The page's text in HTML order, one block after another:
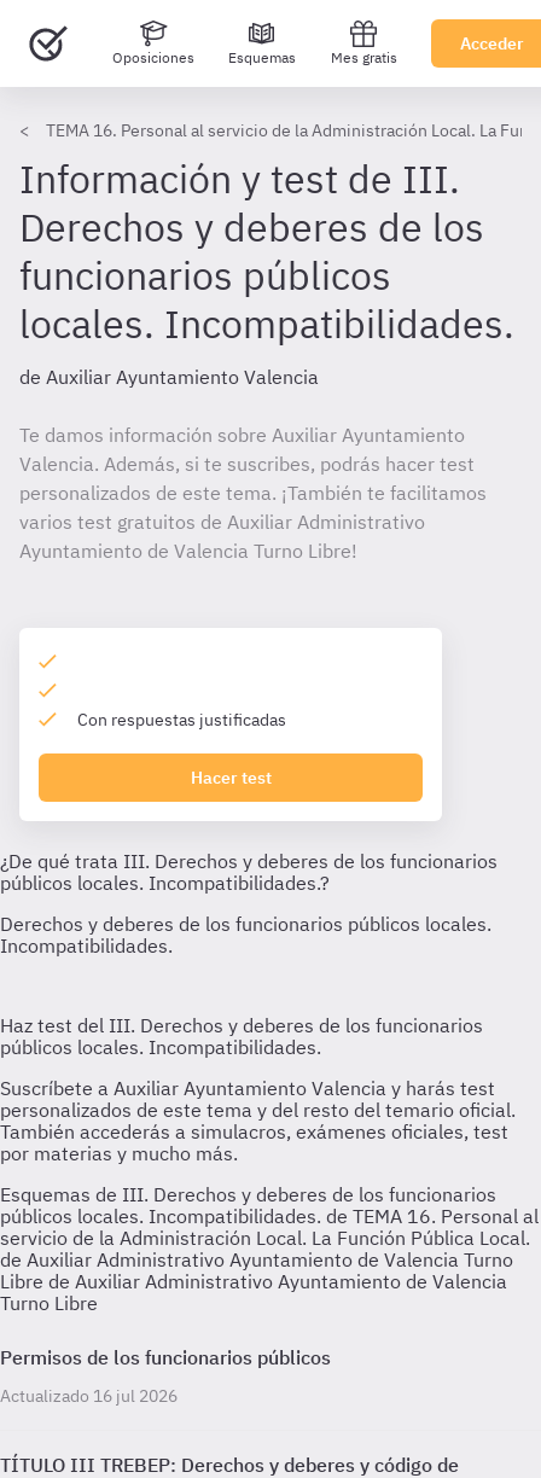
Oposiciones Esquemas Mes gratis
Acceder
TEMA 16. Personal al servicio de la Administración Local. La
Información y test de III.
Derechos y deberes de los
funcionarios públicos
locales. Incompatibilidades.
de Auxiliar Ayuntamiento Valencia
Te damos información sobre Auxiliar Ayuntamiento
Valencia. Además, si te suscribes, podrás hacer test
personalizados de este tema. ¡También te facilitamos
varios test gratuitos de Auxiliar Administrativo
Ayuntamiento de Valencia Turno Libre!
Con respuestas justificadas
Hacer test
Esquemas de III. Derechos y deberes de los funcionarios
públicos locales. Incompatibilidades. de TEMA 16. Personal al
servicio de la Administración Local. La Función Pública Local.
de Auxiliar Administrativo Ayuntamiento de Valencia Turno
Libre de Auxiliar Administrativo Ayuntamiento de Valencia
Turno Libre
Permisos de los funcionarios públicos
Actualizado 16 jul 2026
TÍTULO III TREBEP: Derechos y deberes y código de